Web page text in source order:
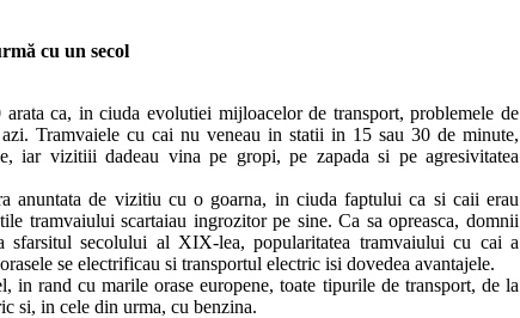
cu un secol
ca, in ciuda evolutiei mijloacelor de transport, problemele de
Tramvaiele cu cai nu veneau in statii in 15 sau 30 de minute,
iar vizitiii dadeau vina pe gropi, pe zapada si pe agresivitatea
anuntata de vizitiu cu o goarna, in ciuda faptului ca si caii erau
tramvaiului scartaiau ingrozitor pe sine. Ca sa opreasca, domnii
sfarsitul secolului al XIX-lea, popularitatea tramvaiului cu cai a
se electrificau si transportul electric isi dovedea avantajele.
in rand cu marile orase europene, toate tipurile de transport, de la
si, in cele din urma, cu benzina.